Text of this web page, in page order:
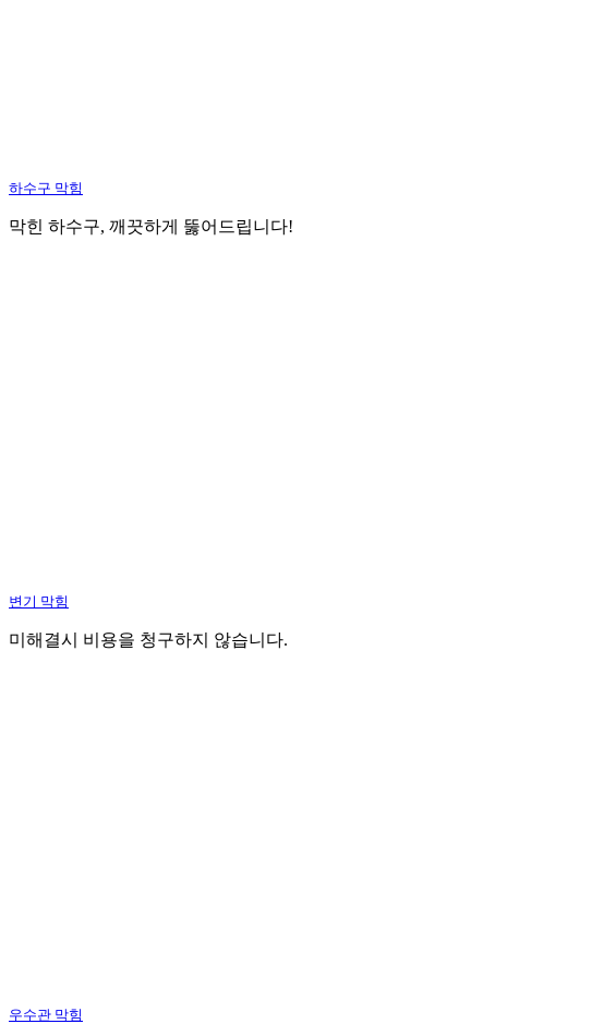
하수구 막힘
막힌 하수구, 깨끗하게 뚫어드립니다!
변기 막힘
미해결시 비용을 청구하지 않습니다.
우수관 막힘